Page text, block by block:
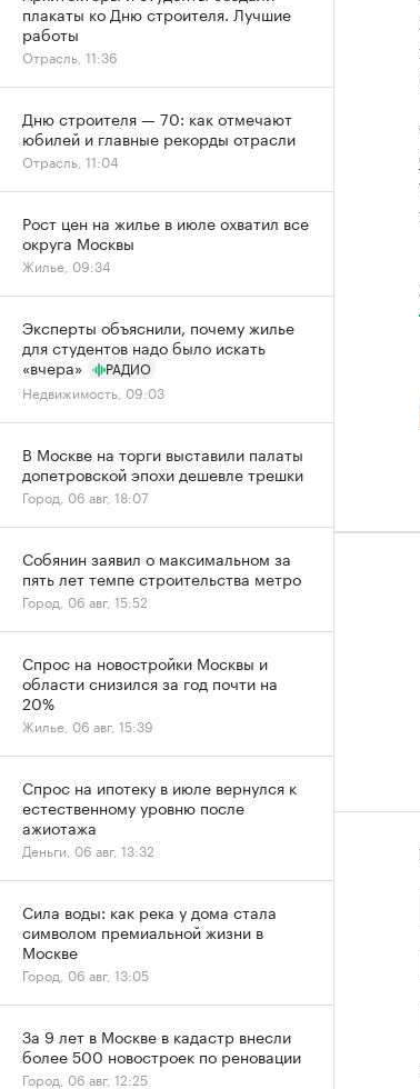
плакаты ко Дню строителя. Лучшие
работы
Отрасль, 11:36
Дню строителя — 70: как отмечают
юбилей и главные рекорды отрасли
Отрасль, 11:04
Рост цен на жилье в июле охватил все
округа Москвы
Жилье, 09:34
Эксперты объяснили, почему жилье
для студентов надо было искать
«вчера»
РАДИО
Недвижимость, 09:03
В Москве на торги выставили палаты
допетровской эпохи дешевле трешки
Город, 06 авг, 18:07
Собянин заявил о максимальном за
пять лет темпе строительства метро
Город, 06 авг, 15:52
Спрос на новостройки Москвы и
области снизился за год почти на
20%
Жилье, 06 авг, 15:39
Спрос на ипотеку в июле вернулся к
естественному уровню после
ажиотажа
Деньги, 06 авг, 13:32
Сила воды: как река у дома стала
символом премиальной жизни в
Москве
Город, 06 авг, 13:05
За 9 лет в Москве в кадастр внесли
более 500 новостроек по реновации
Город, 06 авг, 12:25